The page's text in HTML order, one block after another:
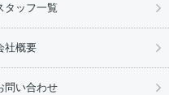
タッフ一覧
社概要
問い合わせ